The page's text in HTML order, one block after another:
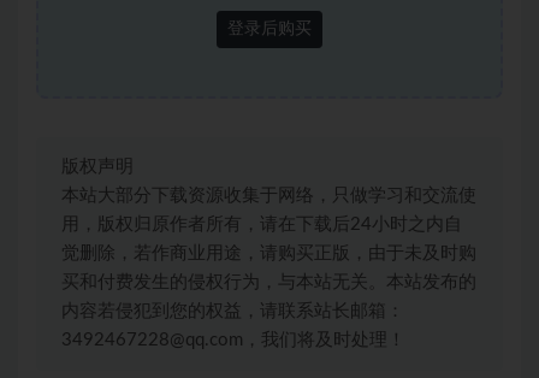
登录后购买
版权声明
本站大部分下载资源收集于网络，只做学习和交流使
用，版权归原作者所有，请在下载后24小时之内自
觉删除，若作商业用途，请购买正版，由于未及时购
买和付费发生的侵权行为，与本站无关。本站发布的
内容若侵犯到您的权益，请联系站长邮箱：
3492467228@qq.com，我们将及时处理！